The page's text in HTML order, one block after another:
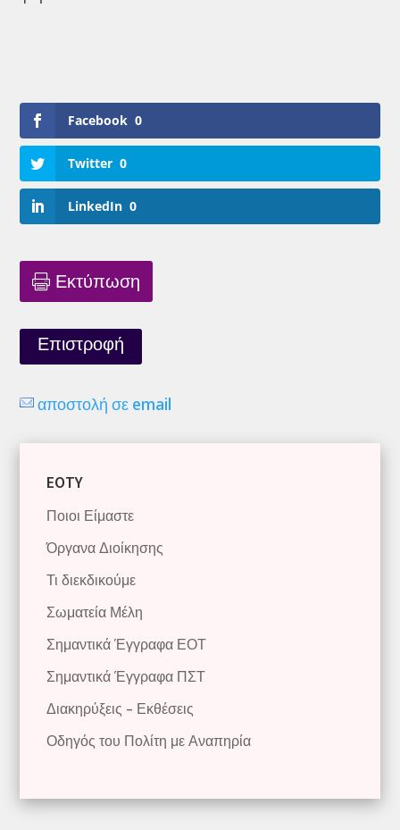
Facebook 0
Twitter 0
LinkedIn 0
Εκτύπωση
Επιστροφή
αποστολή σε email
EOTY
Ποιοι Είμαστε
Όργανα Διοίκησης
Τι διεκδικούμε
Σωματεία Μέλη
Σημαντικά Έγγραφα ΕΟΤ
Σημαντικά Έγγραφα ΠΣΤ
Διακηρύξεις – Εκθέσεις
Οδηγός του Πολίτη με Αναπηρία